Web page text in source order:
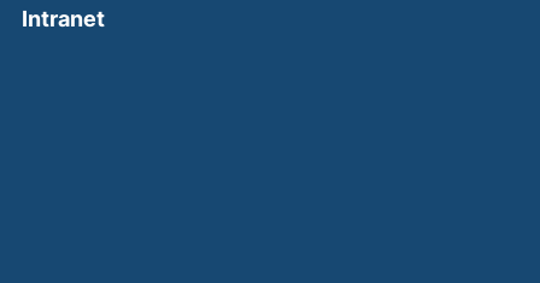
Intranet(external link, opens in a new window)